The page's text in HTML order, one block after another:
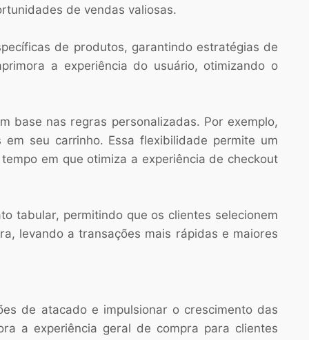
de vendas valiosas.
de produtos, garantindo estratégias de
a experiência do usuário, otimizando o
base nas regras personalizadas. Por exemplo,
seu carrinho. Essa flexibilidade permite um
em que otimiza a experiência de checkout
tabular, permitindo que os clientes selecionem
levando a transações mais rápidas e maiores
de atacado e impulsionar o crescimento das
a experiência geral de compra para clientes